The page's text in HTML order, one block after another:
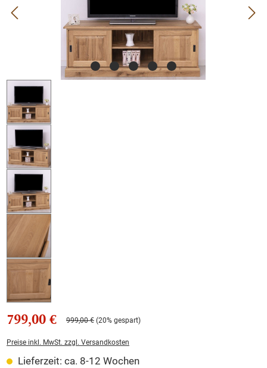
799,00 € 999,00 € (20% gespart)
Preise inkl. MwSt. zzgl. Versandkosten
Lieferzeit: ca. 8-12 Wochen